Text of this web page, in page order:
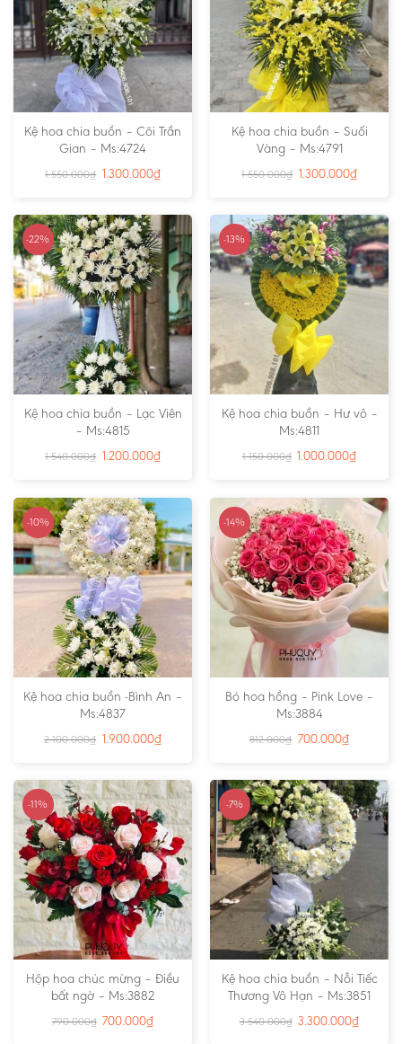
Kệ hoa chia buồn – Cõi Trần
Gian – Ms:4724
1.550.000₫ 1.300.000₫
Kệ hoa chia buồn – Suối
Vàng – Ms:4791
1.550.000₫ 1.300.000₫
-22%
Kệ hoa chia buồn – Lạc Viên
– Ms:4815
1.540.000₫ 1.200.000₫
-13%
Kệ hoa chia buồn – Hư vô –
Ms:4811
1.150.000₫ 1.000.000₫
-10%
Kệ hoa chia buồn -Bình An –
Ms:4837
2.100.000₫ 1.900.000₫
-14%
Bó hoa hồng – Pink Love –
Ms:3884
812.000₫ 700.000₫
-11%
Hộp hoa chúc mừng – Điều
bất ngờ – Ms:3882
790.000₫ 700.000₫
-7%
Kệ hoa chia buồn – Nỗi Tiếc
Thương Vô Hạn – Ms:3851
3.540.000₫ 3.300.000₫